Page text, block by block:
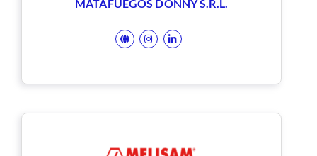
MATAFUEGOS DONNY S.R.L.